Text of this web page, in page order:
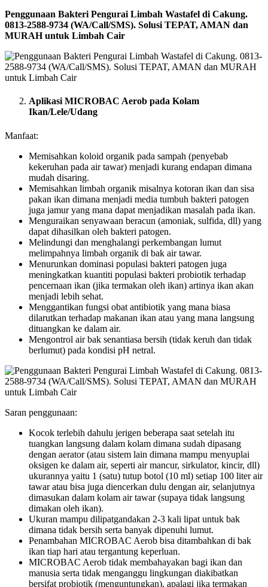
Penggunaan Bakteri Pengurai Limbah Wastafel di Cakung.
0813-2588-9734 (WA/Call/SMS). Solusi TEPAT, AMAN dan
MURAH untuk Limbah Cair
Aplikasi MICROBAC Aerob pada Kolam
Ikan/Lele/Udang
Manfaat:
Memisahkan koloid organik pada sampah (penyebab
kekeruhan pada air tawar) menjadi kurang endapan dimana
mudah disaring.
Memisahkan limbah organik misalnya kotoran ikan dan sisa
pakan ikan dimana menjadi media tumbuh bakteri patogen
juga jamur yang mana dapat menjadikan masalah pada ikan.
Menguraikan senyawaan beracun (amoniak, sulfida, dll) yang
dapat dihasilkan oleh bakteri patogen.
Melindungi dan menghalangi perkembangan lumut
melimpahnya limbah organik di bak air tawar.
Menurunkan dominasi populasi bakteri patogen juga
meningkatkan kuantiti populasi bakteri probiotik terhadap
pencernaan ikan (jika termakan oleh ikan) artinya ikan akan
menjadi lebih sehat.
Menggantikan fungsi obat antibiotik yang mana biasa
dilarutkan terhadap makanan ikan atau yang mana langsung
dituangkan ke dalam air.
Mengontrol air bak senantiasa bersih (tidak keruh dan tidak
berlumut) pada kondisi pH netral.
Saran penggunaan:
Kocok terlebih dahulu jerigen beberapa saat setelah itu
tuangkan langsung dalam kolam dimana sudah dipasang
dengan aerator (atau sistem lain dimana mampu menyuplai
oksigen ke dalam air, seperti air mancur, sirkulator, kincir, dll)
ukurannya yaitu 1 (satu) tutup botol (10 ml) setiap 100 liter air
tawar atau bisa juga diencerkan dulu dengan air, selanjutnya
dimasukan dalam kolam air tawar (supaya tidak langsung
dimakan oleh ikan).
Ukuran mampu dilipatgandakan 2-3 kali lipat untuk bak
dimana tidak bersih serta banyak dipenuhi lumut.
Penambahan MICROBAC Aerob bisa ditambahkan di bak
ikan tiap hari atau tergantung keperluan.
MICROBAC Aerob tidak membahayakan bagi ikan dan
manusia serta tidak menganggu lingkungan diakibatkan
bersifat probiotik (menguntungkan), apalagi jika termakan